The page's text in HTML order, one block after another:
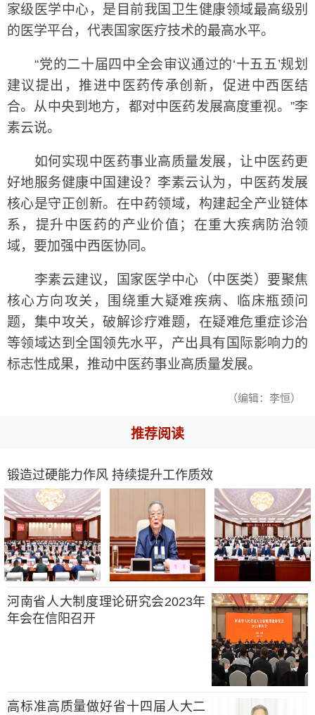
家级医学中心，是目前我国卫生健康领域最高级别
的医学平台，代表国家医疗技术的最高水平。
“党的二十届四中全会审议通过的‘十五五’规划
建议提出，推进中医药传承创新，促进中西医结
合。从中央到地方，都对中医药发展高度重视。”李
素云说。
如何实现中医药事业高质量发展，让中医药更
好地服务健康中国建设？李素云认为，中医药发展
核心是守正创新。在中药领域，构建起全产业链体
系，提升中医药的产业价值；在重大疾病防治领
域，要加强中西医协同。
李素云建议，国家医学中心（中医类）要聚焦
核心方向攻关，围绕重大疑难疾病、临床瓶颈问
题，集中攻关，破解诊疗难题，在疑难危重症诊治
等领域达到全国领先水平，产出具有国际影响力的
标志性成果，推动中医药事业高质量发展。
（编辑：李恒）
推荐阅读
锻造过硬能力作风 持续提升工作质效
河南省人大制度理论研究会2023年
年会在信阳召开
高标准高质量做好省十四届人大二